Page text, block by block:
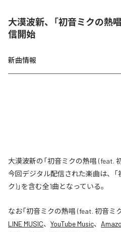
大漠波新、「初音ミクの熱
信開始
新曲情報
大漠波新の「初音ミクの熱唱 (feat.
今回デジタル配信された楽曲は、
ク)」を含む全1曲となっている。
なお「初音ミクの熱唱 (feat. 初音ミ
LINE MUSIC、 YouTube Music、